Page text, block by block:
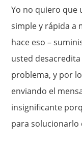
Yo no quiero que
simple y rápida a
hace eso –
usted
problema, y ​​por
enviando el
insignificante
para solucionarlo